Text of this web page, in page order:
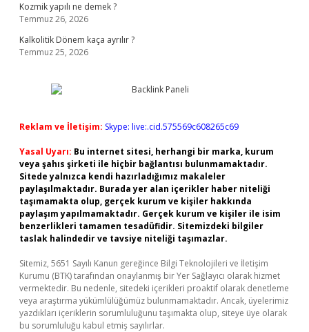
Kozmik yapılı ne demek ?
Temmuz 26, 2026
Kalkolitik Dönem kaça ayrılır ?
Temmuz 25, 2026
Reklam ve İletişim: Skype: live:.cid.575569c608265c69
Yasal Uyarı: Bu internet sitesi, herhangi bir marka, kurum
veya şahıs şirketi ile hiçbir bağlantısı bulunmamaktadır.
Sitede yalnızca kendi hazırladığımız makaleler
paylaşılmaktadır. Burada yer alan içerikler haber niteliği
taşımamakta olup, gerçek kurum ve kişiler hakkında
paylaşım yapılmamaktadır. Gerçek kurum ve kişiler ile isim
benzerlikleri tamamen tesadüfidir. Sitemizdeki bilgiler
taslak halindedir ve tavsiye niteliği taşımazlar.
Sitemiz, 5651 Sayılı Kanun gereğince Bilgi Teknolojileri ve İletişim
Kurumu (BTK) tarafından onaylanmış bir Yer Sağlayıcı olarak hizmet
vermektedir. Bu nedenle, sitedeki içerikleri proaktif olarak denetleme
veya araştırma yükümlülüğümüz bulunmamaktadır. Ancak, üyelerimiz
yazdıkları içeriklerin sorumluluğunu taşımakta olup, siteye üye olarak
bu sorumluluğu kabul etmiş sayılırlar.